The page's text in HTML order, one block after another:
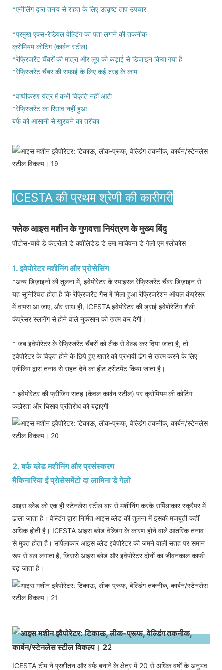
*एनीलिंग द्वारा तनाव से राहत के लिए उत्कृष्ट ताप उपचार
*प्रमुख एक्स-रेडियल वेल्डिंग का पता लगाने की तकनीक
क्रोमियम कोटिंग (कार्बन स्टील)
*रेफ्रिजरेंट चैंबरों की मात्रा और लूप को कड़ाई से डिजाइन किया गया है
*रेफ्रिजरेंट चैंबर की सफाई के लिए कई तरह के काम
*वाष्पीकरण यंत्र में कभी विकृति नहीं आती
*रेफ्रिजरेंट का रिसाव नहीं हुआ
बर्फ को आसानी से खुरचने का तरीका
ICESTA की प्रथम श्रेणी की कारीगरी
फ्लेक आइस मशीन के गुणवत्ता नियंत्रण के मुख्य बिंदु
पोंटोस-चावे डे कंट्रोलो डे क्वॉलिडेड डे उमा माक्विना डे गेलो एम फ्लोकोस
1. इवेपोरेटर मशीनिंग और प्रोसेसिंग
*अन्य डिज़ाइनों की तुलना में, इवेपोरेटर के स्पाइरल रेफ्रिजरेंट चैंबर डिज़ाइन से
यह सुनिश्चित होता है कि रेफ्रिजरेंट गैस में मिला हुआ रेफ्रिजरेशन ऑयल कंप्रेसर
में वापस आ जाए, और साथ ही, ICESTA इवेपोरेटर की ड्राई इवेपोरेटिंग शैली
कंप्रेसर स्लगिंग से होने वाले नुकसान को खत्म कर देगी।
* जब इवेपोरेटर के रेफ्रिजरेंट चैंबरों को ठीक से वेल्ड कर दिया जाता है, तो
इवेपोरेटर के विकृत होने के छिपे हुए खतरे को प्रभावी ढंग से खत्म करने के लिए
एनीलिंग द्वारा तनाव से राहत देने का हीट ट्रीटमेंट किया जाता है।
* इवेपोरेटर की फ्रीजिंग सतह (केवल कार्बन स्टील) पर क्रोमियम की कोटिंग
कठोरता और घिसाव प्रतिरोध को बढ़ाएगी।
2. बर्फ ब्लेड मशीनिंग और प्रसंस्करण
मैकिनारिया ई प्रोसेसमेंटो दा लामिना डे गेलो
आइस ब्लेड को एक ही स्टेनलेस स्टील बार से मशीनिंग करके सर्पिलाकार स्क्रैपर में
ढाला जाता है। वेल्डिंग द्वारा निर्मित आइस ब्लेड की तुलना में इसकी मजबूती कहीं
अधिक होती है। ICESTA आइस ब्लेड वेल्डिंग के कारण होने वाले आंतरिक तनाव
से मुक्त होता है। सर्पिलाकार आइस ब्लेड इवेपोरेटर की जमने वाली सतह पर समान
रूप से बल लगाता है, जिससे आइस ब्लेड और इवेपोरेटर दोनों का जीवनकाल काफी
बढ़ जाता है।
ICESTA टीम ने प्रशीतन और बर्फ बनाने के क्षेत्र में 20 से अधिक वर्षों के अनुभव